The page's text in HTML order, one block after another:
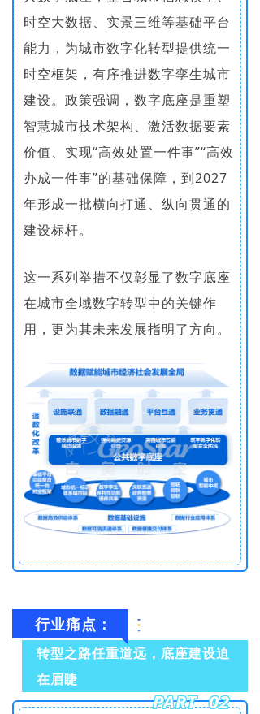
时空大数据、实景三维等基础平台
能力，为城市数字化转型提供统一
时空框架，有序推进数字孪生城市
建设。政策强调，数字底座是重塑
智慧城市技术架构、激活数据要素
价值、实现“高效处置一件事”“高效
办成一件事”的基础保障，到2027
年形成一批横向打通、纵向贯通的
建设标杆。
这一系列举措不仅彰显了数字底座
在城市全域数字转型中的关键作
用，更为其未来发展指明了方向。
行业痛点：
转型之路任重道远，底座建设迫
在眉睫
PART 02